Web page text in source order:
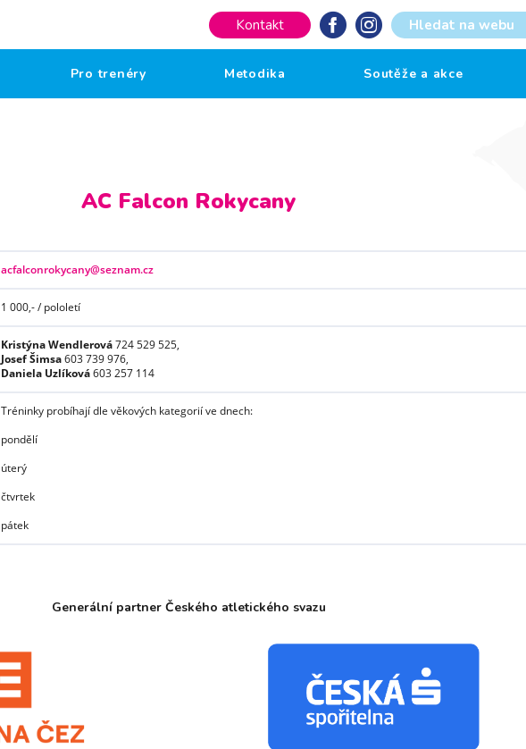
Kontakt
Pro trenéry Metodika Soutěže a akce
AC Falcon Rokycany
acfalconrokycany@seznam.cz
1 000,- / pololetí
Kristýna Wendlerová724 529 525,
Josef Šimsa603 739 976,
Daniela Uzlíková603 257 114
Tréninky probíhají dle věkových kategorií ve dnech:
pondělí
úterý
čtvrtek
pátek
Generální partner Českého atletického svazu